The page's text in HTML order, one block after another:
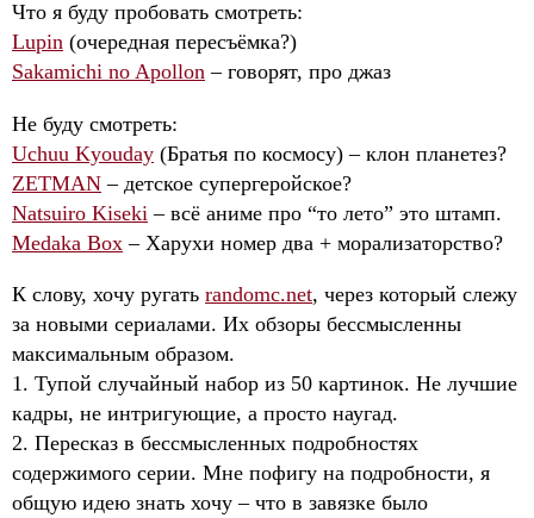
Что я буду пробовать смотреть:
Lupin (очередная пересъёмка?)
Sakamichi no Apollon – говорят, про джаз
Не буду смотреть:
Uchuu Kyouday (Братья по космосу) – клон планетез?
ZETMAN – детское супергеройское?
Natsuiro Kiseki – всё аниме про “то лето” это штамп.
Medaka Box – Харухи номер два + морализаторство?
К слову, хочу ругать randomc.net, через который слежу
за новыми сериалами. Их обзоры бессмысленны
максимальным образом.
1. Тупой случайный набор из 50 картинок. Не лучшие
кадры, не интригующие, а просто наугад.
2. Пересказ в бессмысленных подробностях
содержимого серии. Мне пофигу на подробности, я
общую идею знать хочу – что в завязке было